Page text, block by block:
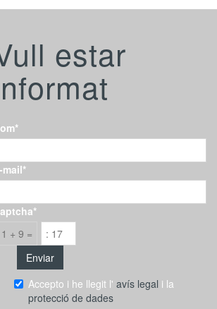
estar
mail*
1 + 9 =
Accepto i he llegit l' avís legal i la
protecció de dades